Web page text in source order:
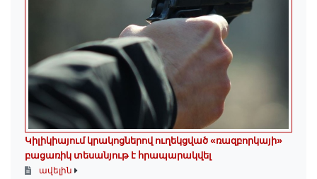
Կիլիկիայում կրակոցներով ուղեկցված «ռազբորկայի»
բացառիկ տեսանյութ է հրապարակվել
ավելին